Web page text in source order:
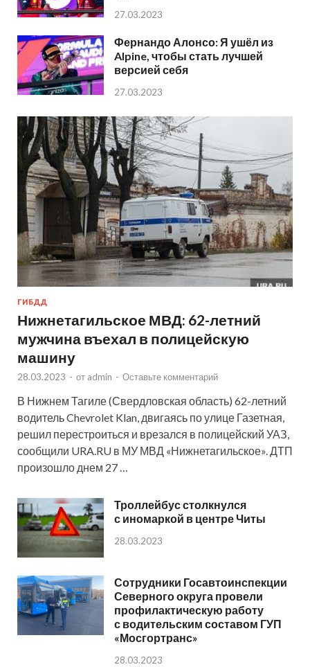
27.03.2023
Фернандо Алонсо: Я ушёл из
Alpine, чтобы стать лучшей
версией себя
27.03.2023
ГИБДД
Нижнетагильское МВД: 62-летний
мужчина въехал в полицейскую
машину
28.03.2023 - от admin - Оставьте комментарий
В Нижнем Тагиле (Свердловская область) 62-летний
водитель Chevrolet Klan, двигаясь по улице Газетная,
решил перестроиться и врезался в полицейский УАЗ,
сообщили URA.RU в МУ МВД «Нижнетагильское». ДТП
произошло днем 27 …
Троллейбус столкнулся
с иномаркой в центре Читы
28.03.2023
Сотрудники Госавтоинспекции
Северного округа провели
профилактическую работу
с водительским составом ГУП
«Мосгортранс»
28.03.2023